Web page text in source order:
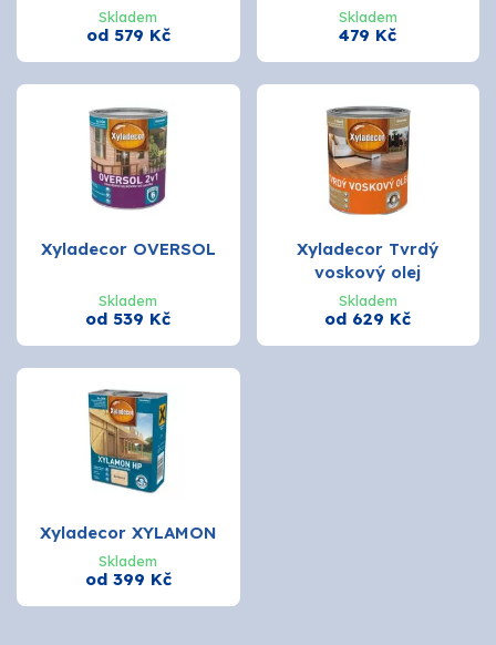
Skladem
od 579 Kč
Skladem
479 Kč
Xyladecor OVERSOL
Skladem
od 539 Kč
Xyladecor Tvrdý
voskový olej
Skladem
od 629 Kč
Xyladecor XYLAMON
Skladem
od 399 Kč